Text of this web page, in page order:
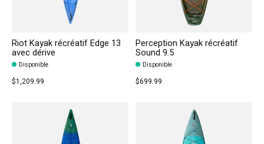
Riot Kayak récréatif Edge 13
avec dérive
Disponible
$1,209.99
Perception Kayak récréatif
Sound 9.5
Disponible
$699.99